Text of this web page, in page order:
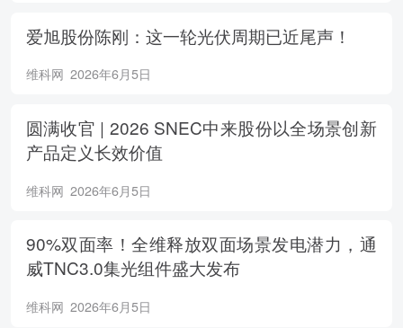
爱旭股份陈刚：这一轮光伏周期已近尾声！
维科网 2026年6月5日
圆满收官 | 2026 SNEC中来股份以全场景创新
产品定义长效价值
维科网 2026年6月5日
90%双面率！全维释放双面场景发电潜力，通
威TNC3.0集光组件盛大发布
维科网 2026年6月5日